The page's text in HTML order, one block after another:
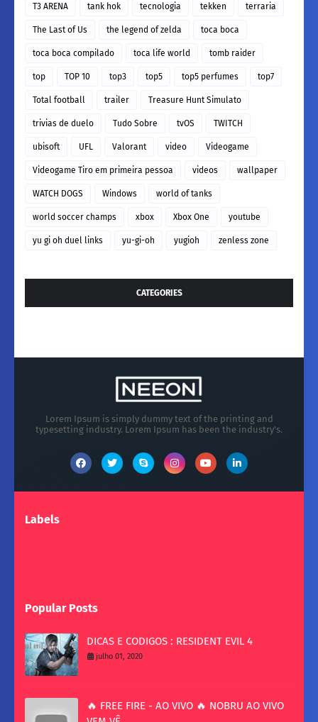
T3 ARENA tank hok tecnologia tekken terraria
The Last of Us the legend of zelda toca boca
toca boca compilado toca life world tomb raider
top TOP 10 top3 top5 top5 perfumes top7
Total football trailer Treasure Hunt Simulato
trivias de duelo Tudo Sobre tvOS TWITCH
ubisoft UFL Valorant video Videogame
Videogame Tiro em primeira pessoa videos wallpaper
WATCH DOGS Windows world of tanks
world soccer champs xbox Xbox One youtube
yu gi oh duel links yu-gi-oh yugioh zenless zone
CATEGORIES
Lorem Ipsum is simply dummy text of the printing and
typesetting industry. Lorem Ipsum has been the industry's.
Labels
Popular Posts
DICAS E CODIGOS : RESIDENT EVIL 4
julho 01, 2020
🔥 FREE FIRE - AO VIVO 🔥 NOBRU AO VIVO